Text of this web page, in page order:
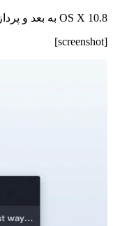
OS X 10.8 به بعد و پردازنده 64Bit
[screenshot]